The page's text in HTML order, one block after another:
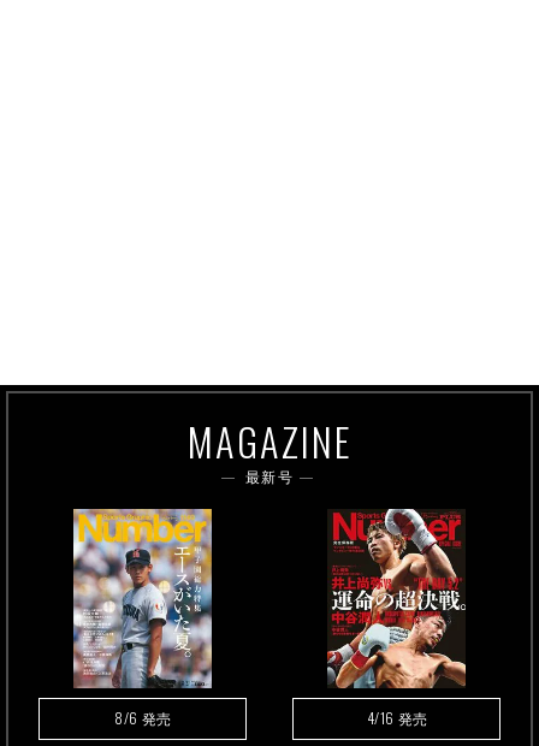
MAGAZINE
最新号
8/6 発売 4/16 発売